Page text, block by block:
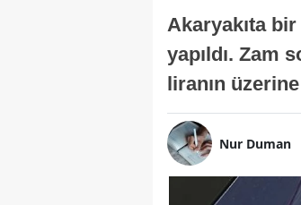
Akaryakıta
yapıldı. Zam
liranın
Nur Duman